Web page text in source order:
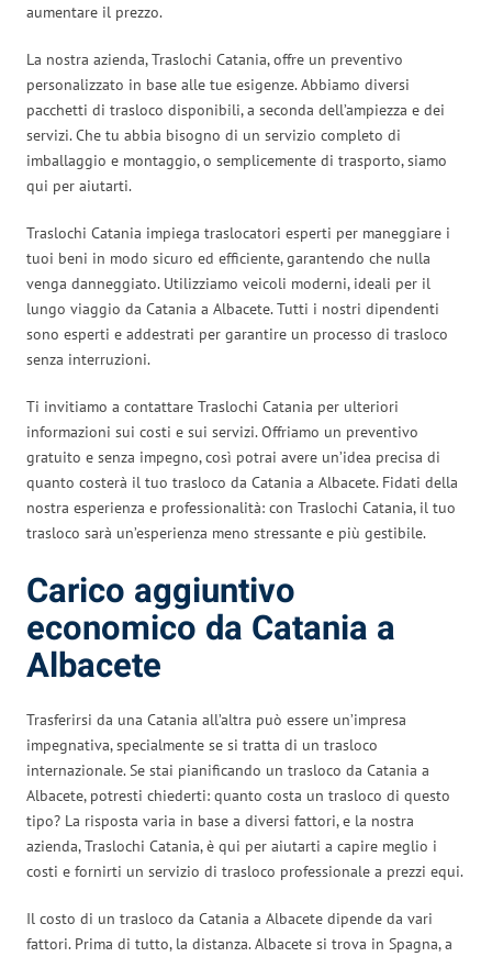
aumentare il prezzo.
La nostra azienda, Traslochi Catania, offre un preventivo
personalizzato in base alle tue esigenze. Abbiamo diversi
pacchetti di trasloco disponibili, a seconda dell’ampiezza e dei
servizi. Che tu abbia bisogno di un servizio completo di
imballaggio e montaggio, o semplicemente di trasporto, siamo
qui per aiutarti.
Traslochi Catania impiega traslocatori esperti per maneggiare i
tuoi beni in modo sicuro ed efficiente, garantendo che nulla
venga danneggiato. Utilizziamo veicoli moderni, ideali per il
lungo viaggio da Catania a Albacete. Tutti i nostri dipendenti
sono esperti e addestrati per garantire un processo di trasloco
senza interruzioni.
Ti invitiamo a contattare Traslochi Catania per ulteriori
informazioni sui costi e sui servizi. Offriamo un preventivo
gratuito e senza impegno, così potrai avere un’idea precisa di
quanto costerà il tuo trasloco da Catania a Albacete. Fidati della
nostra esperienza e professionalità: con Traslochi Catania, il tuo
trasloco sarà un’esperienza meno stressante e più gestibile.
Carico aggiuntivo
economico da Catania a
Albacete
Trasferirsi da una Catania all’altra può essere un’impresa
impegnativa, specialmente se si tratta di un trasloco
internazionale. Se stai pianificando un trasloco da Catania a
Albacete, potresti chiederti: quanto costa un trasloco di questo
tipo? La risposta varia in base a diversi fattori, e la nostra
azienda, Traslochi Catania, è qui per aiutarti a capire meglio i
costi e fornirti un servizio di trasloco professionale a prezzi equi.
Il costo di un trasloco da Catania a Albacete dipende da vari
fattori. Prima di tutto, la distanza. Albacete si trova in Spagna, a